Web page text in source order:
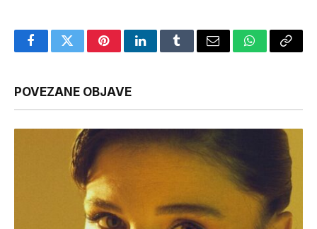
FacebookTwitterPinterestLinkedInTumblrEmail WhatsApp
Copy
POVEZANE OBJAVE